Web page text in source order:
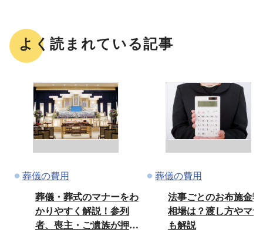
よく読まれている記事
葬儀の費用
葬儀・葬式のマナーをわ
かりやすく解説！参列
者、喪主・ご遺族が押さ
葬儀の費用
法事ごとのお布施金
相場は？渡し方やマ
も解説